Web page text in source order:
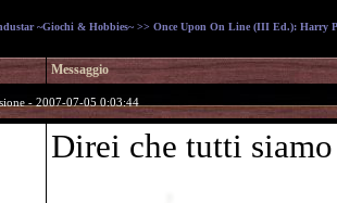
~Giochi & Hobbies~ >> Once Upon On Line (III Ed.): Harry
Messaggio
- 2007-07-05 0:03:44
Direi che tutti